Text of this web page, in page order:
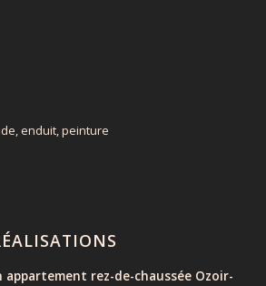
enduit, peinture
appartement rez-de-chaussée Ozoir-